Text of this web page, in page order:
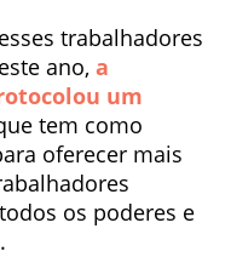
trabalhadores
ano, a
um
tem como
oferecer mais
os poderes e